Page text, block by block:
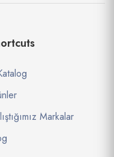
Markalar